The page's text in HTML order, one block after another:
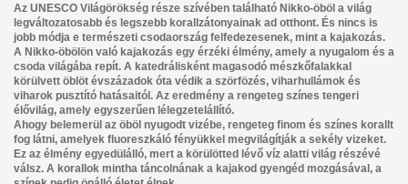
Az UNESCO Világörökség része szívében található Nikko-öböl a világ
legváltozatosabb és legszebb korallzátonyainak ad otthont. És nincs is
jobb módja e természeti csodaország felfedezesenek, mint a kajakozás.
A Nikko-öbölön való kajakozás egy érzéki élmény, amely a nyugalom és a
csoda világába repít. A katedrálisként magasodó mészkőfalakkal
körülvett öblöt évszázadok óta védik a szörfözés, viharhullámok és
viharok pusztító hatásaitól. Az eredmény a rengeteg színes tengeri
élővilág, amely egyszerűen lélegzetelállító.
Ahogy belemerül az öböl nyugodt vizébe, rengeteg finom és színes korallt
fog látni, amelyek fluoreszkáló fényükkel megvilágítják a sekély vizeket.
Ez az élmény egyedülálló, mert a körülötted lévő víz alatti világ részévé
válsz. A korallok mintha táncolnának a kajakod gyengéd mozgásával, a